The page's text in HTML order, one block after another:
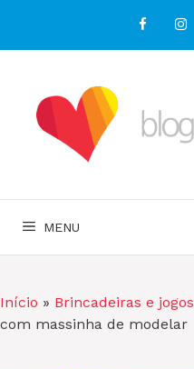
o
MENU
Início » Brincadeiras e jogos
com massinha de modelar